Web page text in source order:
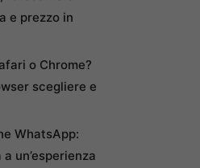
e prezzo in
o Chrome?
scegliere e
WhatsApp:
un’esperienza